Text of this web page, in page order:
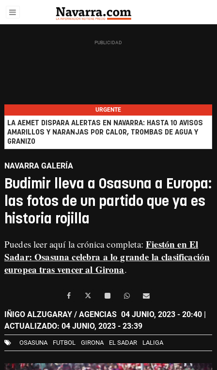
URGENTE
LA AEMET DISPARA ALERTAS EN NAVARRA: HASTA 10 AVISOS
AMARILLOS Y NARANJAS POR CALOR, TROMBAS DE AGUA Y
GRANIZO
NAVARRA GALERÍA
Budimir lleva a Osasuna a Europa:
las fotos de un partido que ya es
historia rojilla
Puedes leer aquí la crónica completa:Fiestón en El
Sadar: Osasuna celebra a lo grande la clasificación
europea tras vencer al Girona.
IÑIGO ALZUGARAY / AGENCIAS 04 JUNIO, 2023 - 20:40 |
ACTUALIZADO: 04 JUNIO, 2023 - 23:39
OSASUNA FUTBOL GIRONA EL SADAR LALIGA